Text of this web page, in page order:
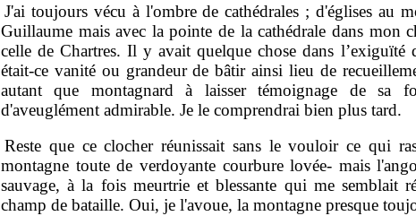
J'ai toujours vécu à l'ombre de cathédrales ; d'églises au
Guillaume mais avec la pointe de la cathédrale dans mon
celle de Chartres. Il y avait quelque chose dans
était-ce vanité ou grandeur de bâtir ainsi lieu de
autant que montagnard à laisser témoignage de sa
d'aveuglément admirable. Je le comprendrai bien plus tard.
Reste que ce clocher réunissait sans le vouloir ce qui
montagne toute de verdoyante courbure lovée- mais
sauvage, à la fois meurtrie et blessante qui me semblait
champ de bataille. Oui, je l'avoue, la montagne presque